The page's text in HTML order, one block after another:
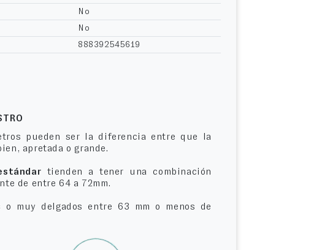
No
No
888392545619
pueden ser la diferencia entre que la
apretada o grande.
tienden a tener una combinación
de entre 64 a 72mm.
o muy delgados entre 63 mm o menos de